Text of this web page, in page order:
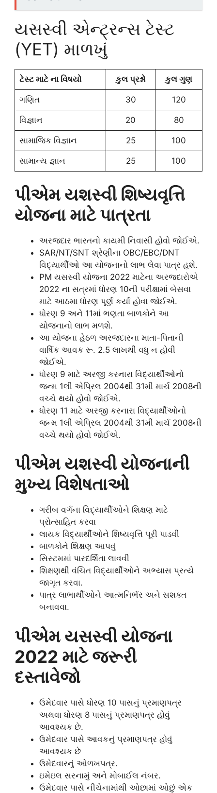
યસસ્વી એન્ટ્રન્સ ટેસ્ટ
(YET) માળખું
ટેસ્ટ માટે ના વિષયો કુલ પ્રશ્નો કુલ ગુણ
ગણિત 30 120
વિજ્ઞાન 20 80
સામાજિક વિજ્ઞાન 25 100
સામાન્ય જ્ઞાન 25 100
પીએમ યશસ્વી શિષ્યવૃત્તિ
યોજના માટે પાત્રતા
અરજદાર ભારતનો કાયમી નિવાસી હોવો જોઈએ.
SAR/NT/SNT શ્રેણીના OBC/EBC/DNT
વિદ્યાર્થીઓ આ યોજનાનો લાભ લેવા પાત્ર હશે.
PM યસસ્વી યોજના 2022 માટેના અરજદારોએ
2022 ના સત્રમાં ધોરણ 10ની પરીક્ષામાં બેસવા
માટે આઠમા ધોરણ પૂર્ણ કર્યા હોવા જોઈએ.
ધોરણ 9 અને 11માં ભણતા બાળકોને આ
યોજનાનો લાભ મળશે.
આ યોજના હેઠળ અરજદારના માતા-પિતાની
વાર્ષિક આવક રૂ. 2.5 લાખથી વધુ ન હોવી
જોઈએ.
ધોરણ 9 માટે અરજી કરનારા વિદ્યાર્થીઓનો
જન્મ 1લી એપ્રિલ 2004થી 31મી માર્ચ 2008ની
વચ્ચે થયો હોવો જોઈએ.
ધોરણ 11 માટે અરજી કરનારા વિદ્યાર્થીઓનો
જન્મ 1લી એપ્રિલ 2004થી 31મી માર્ચ 2008ની
વચ્ચે થયો હોવો જોઈએ.
પીએમ યશસ્વી યોજનાની
મુખ્ય વિશેષતાઓ
ગરીબ વર્ગના વિદ્યાર્થીઓને શિક્ષણ માટે
પ્રોત્સાહિત કરવા
લાયક વિદ્યાર્થીઓને શિષ્યવૃત્તિ પૂરી પાડવી
બાળકોને શિક્ષણ આપવું
સિસ્ટમમાં પારદર્શિતા લાવવી
શિક્ષણથી વંચિત વિદ્યાર્થીઓને અભ્યાસ પ્રત્યે
જાગૃત કરવા.
પાત્ર લાભાર્થીઓને આત્મનિર્ભર અને સશક્ત
બનાવવા.
પીએમ યસસ્વી યોજના
2022 માટે જરૂરી
દસ્તાવેજો
ઉમેદવાર પાસે ધોરણ 10 પાસનું પ્રમાણપત્ર
અથવા ધોરણ 8 પાસનું પ્રમાણપત્ર હોવું
આવશ્યક છે.
ઉમેદવાર પાસે આવકનું પ્રમાણપત્ર હોવું
આવશ્યક છે
ઉમેદવારનું ઓળખપત્ર.
ઇમેઇલ સરનામું અને મોબાઈલ નંબર.
ઉમેદવાર પાસે નીચેનામાંથી ઓછામાં ઓછું એક